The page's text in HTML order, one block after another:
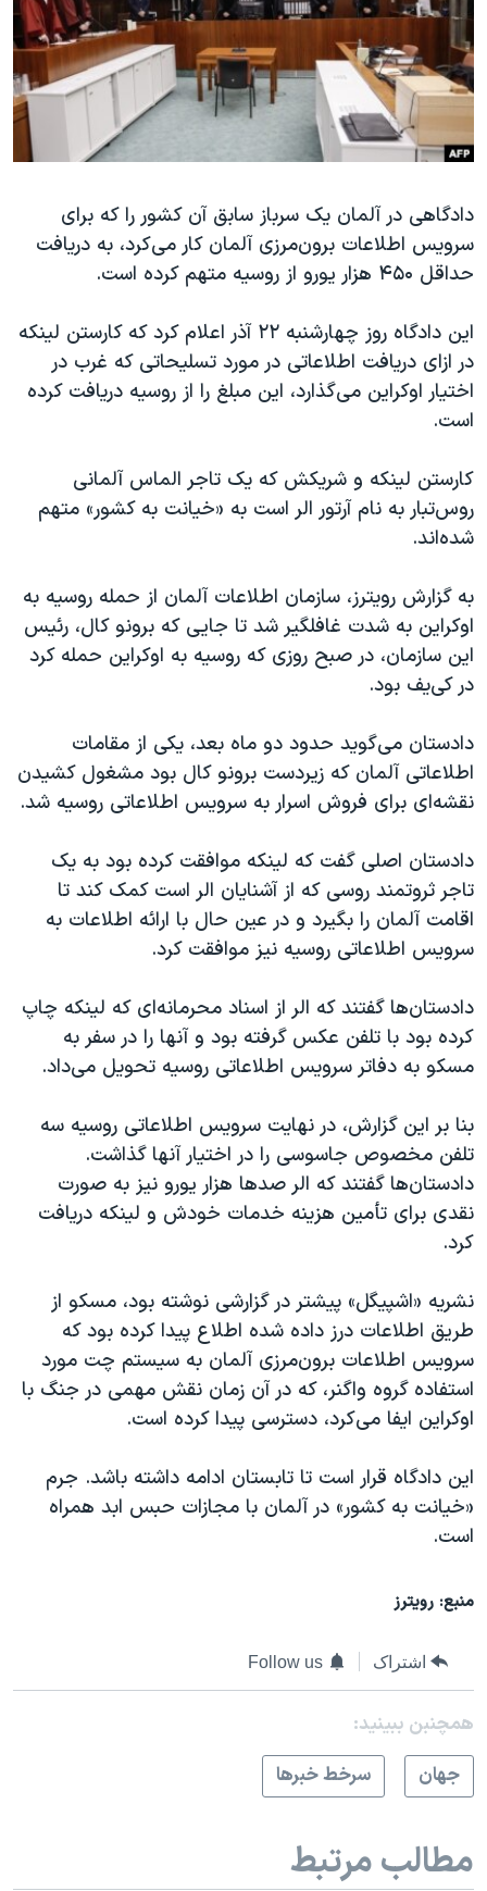
فرهنگ و زندگی
حقوق شهروندی
اقتصادی
علم و فناوری
گالری عکس
آرشیو پخش زنده
مستندها
انتخابات ریاست جمهوری آمریکا ۲۰۲۴
حمله جمهوری اسلامی به اسرائیل
رمز مهسا
اعتراضات زن، زندگی، آزادی
مجموعه مستندهای دادخواهی
دادگاه حمید نوری
چهل سال گروگان‌گیری
اسرائیل در جنگ
نرگس محمدی برنده جایزه نوبل صلح
صفحه‌های ویژه
سفر پرزیدنت ترامپ به چین
دنبال کنید
زبانهای مختلف
دادگاهی در آلمان یک سرباز سابق آن کشور را که برای
سرویس اطلاعات برون‌مرزی آلمان کار می‌کرد، به دریافت
حداقل ۴۵۰ هزار یورو از روسیه متهم کرده است.
این دادگاه روز چهارشنبه ۲۲ آذر اعلام کرد که کارستن لینکه
در ازای دریافت اطلاعاتی در مورد تسلیحاتی که غرب در
اختیار اوکراین می‌گذار‌د، این مبلغ را از روسیه دریافت کرده
است.
کارستن لینکه و شریکش که یک تاجر الماس آلمانی
روس‌تبار به نام آرتور الر است به «خیانت به کشور» متهم
شده‌اند.
به گزارش رویترز، سازمان اطلاعات آلمان از حمله روسیه به
اوکراین به شدت غافلگیر شد تا جایی که برونو کال، رئیس
این سازمان، در صبح روزی که روسیه به اوکراین حمله کرد
در کی‌یف بود.
دادستان می‌گوید حدود دو ماه بعد، یکی از مقامات
اطلاعاتی آلمان که زیردست برونو کال بود مشغول کشیدن
نقشه‌ای برای فروش اسرار به سرویس اطلاعاتی روسیه شد.
دادستان اصلی گفت که لینکه موافقت کرده بود به یک
تاجر ثروتمند روسی که از آشنایان الر است کمک کند تا
اقامت آلمان را بگیرد و در عین حال با ارائه اطلاعات به
سرویس اطلاعاتی روسیه نیز موافقت کرد.
دادستان‌ها گفتند که الر از اسناد محرمانه‌ای که لینکه چاپ
کرده بود با تلفن عکس گرفته بود و آنها را در سفر به
مسکو به دفاتر سرویس اطلاعاتی روسیه تحویل می‌داد.
بنا بر این گزارش، در نهایت سرویس اطلاعاتی روسیه سه
تلفن مخصوص جاسوسی را در اختیار آنها گذاشت.
دادستان‌ها گفتند که الر صدها هزار یورو نیز به صورت
نقدی برای تأمین هزینه خدمات خودش و لینکه دریافت
کرد.
نشریه «اشپیگل» پیشتر در گزارشی نوشته بود، مسکو از
طریق اطلاعات درز داده شده اطلاع پیدا کرده بود که
سرویس اطلاعات برون‌مرزی آلمان به سیستم چت مورد
استفاده گروه واگنر، که در آن زمان نقش مهمی در جنگ با
اوکراین ایفا می‌کرد، دسترسی پیدا کرده است.
این دادگاه قرار است تا تابستان ادامه داشته باشد. جرم
«خیانت به کشور» در آلمان با مجازات حبس ابد همراه
است.
منبع: رویترز
اشتراک Follow us
همچنبن ببینید:
جهان
سرخط خبرها
مطالب مرتبط